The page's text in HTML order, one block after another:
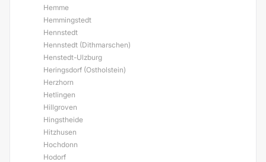
Hemme
Hemmingstedt
Hennstedt
Hennstedt (Dithmarschen)
Henstedt-Ulzburg
Heringsdorf (Ostholstein)
Herzhorn
Hetlingen
Hillgroven
Hingstheide
Hitzhusen
Hochdonn
Hodorf